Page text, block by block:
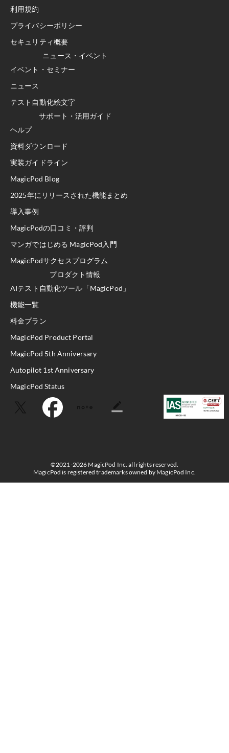
利用規約
プライバシーポリシー
セキュリティ概要
ニュース・イベント
イベント・セミナー
ニュース
テスト自動化絵文字
サポート・活用ガイド
ヘルプ
資料ダウンロード
実装ガイドライン
MagicPod Blog
2025年にリリースされた機能まとめ
導入事例
MagicPodの口コミ・評判
マンガではじめる MagicPod入門
MagicPodサクセスプログラム
プロダクト情報
AIテスト自動化ツール「MagicPod」
機能一覧
料金プラン
MagicPod Product Portal
MagicPod 5th Anniversary
Autopilot 1st Anniversary
MagicPod Status
©2021-2026 MagicPod Inc. all rights reserved.
MagicPod is registered trademarks owned by MagicPod Inc.